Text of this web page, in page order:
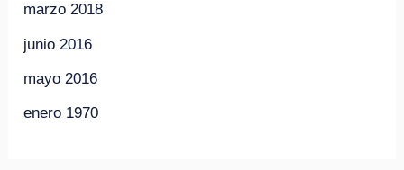
marzo 2018
junio 2016
mayo 2016
enero 1970